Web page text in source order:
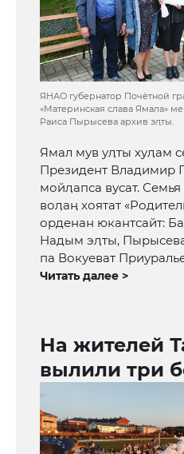
ЯНАО губернатор Почётной
«Материнская слава Ямала»
Раиса Пырысева архив эӆты.
Ямал мув уӆты хуӆам
Президент Владимир
мойӆапса вусат.
воӆаӊ хоятат
орденан юкантсайт:
Надым эӆты,
па Вокуеват
Читать далее >
На жителей
вылили три